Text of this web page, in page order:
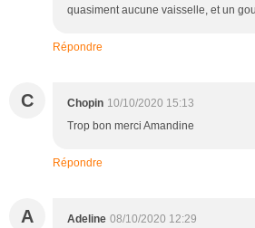
quasiment aucune vaisselle, et un
Répondre
C Chopin 10/10/2020 15:13
Trop bon merci Amandine
Répondre
A Adeline 08/10/2020 12:29